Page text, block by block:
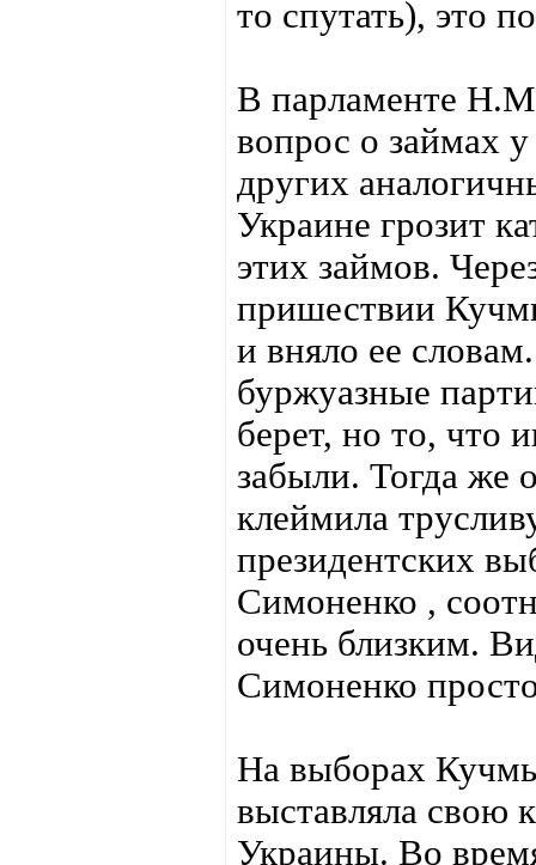
то спутать), это
В парламенте Н.М.
вопрос о займах
других
Украине грозит
этих займов.
пришествии
и вняло ее
буржуазные
берет, но то, что
забыли. Тогда же
клеймила
президентских
Симоненко ,
очень близким.
Симоненко
На выборах
выставляла свою
Украины. Во